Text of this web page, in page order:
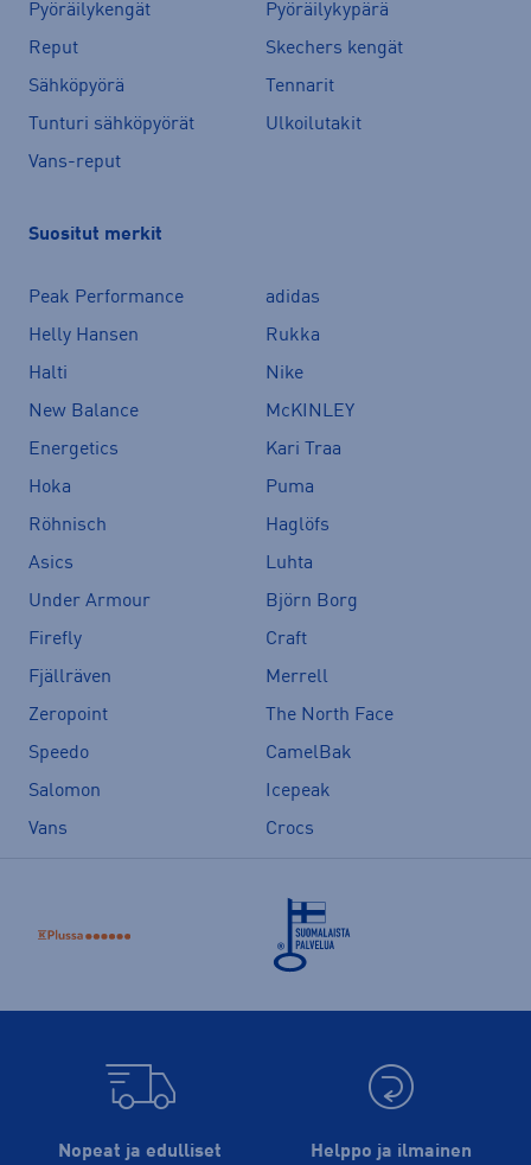
Pyöräilykengät
Pyöräilykypärä
Reput
Skechers kengät
Sähköpyörä
Tennarit
Tunturi sähköpyörät
Ulkoilutakit
Vans-reput
Suositut merkit
Peak Performance
adidas
Helly Hansen
Rukka
Halti
Nike
New Balance
McKINLEY
Energetics
Kari Traa
Hoka
Puma
Röhnisch
Haglöfs
Asics
Luhta
Under Armour
Björn Borg
Firefly
Craft
Fjällräven
Merrell
Zeropoint
The North Face
Speedo
CamelBak
Salomon
Icepeak
Vans
Crocs
Nopeat ja edulliset
Helppo ja ilmainen